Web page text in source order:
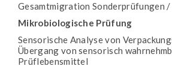
Gesamtmigration Sonderprüfungen
Mikrobiologische Prüfung
Sensorische Analyse von
Übergang von sensorisch
Prüflebensmittel